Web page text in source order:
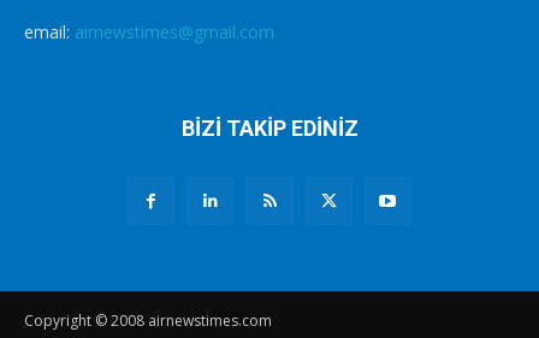
email: airnewstimes@gmail.com
BİZİ TAKİP EDİNİZ
Copyright © 2008 airnewstimes.com